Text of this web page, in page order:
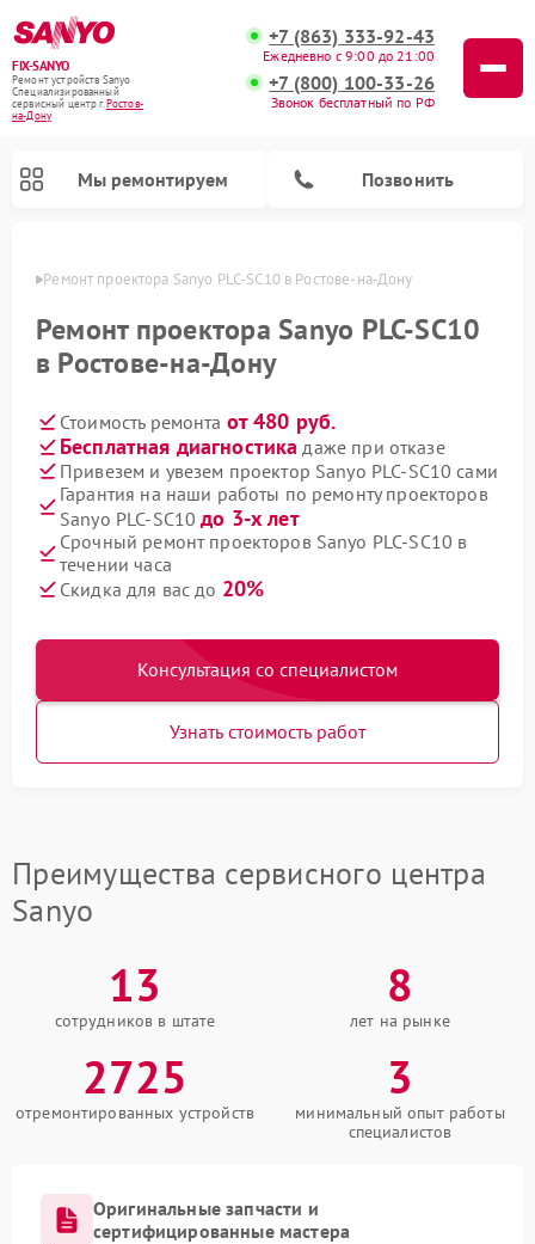
FIX-SANYO
Ремонт устройств Sanyo
Специализированный
cервисный центр г.Ростов-
на-Дону
+7 (863) 333-92-43
Ежедневно с 9:00 до 21:00
+7 (800) 100-33-26
Звонок бесплатный по РФ
Мы ремонтируем Позвонить
Ремонт проектора Sanyo PLC-SC10 в Ростове-на-Дону
Ремонт проектора Sanyo PLC-SC10
в Ростове-на-Дону
Стоимость ремонта от 480 руб.
Бесплатная диагностика даже при отказе
Привезем и увезем проектор Sanyo PLC-SC10 сами
Гарантия на наши работы по ремонту проекторов
Sanyo PLC-SC10до 3-х лет
Срочный ремонт проекторов Sanyo PLC-SC10 в
течении часа
Скидка для вас до 20%
Консультация со специалистом
Узнать стоимость работ
Преимущества сервисного центра
Sanyo
13
сотрудников в штате
8
лет на рынке
2725
отремонтированных устройств
3
минимальный опыт работы
специалистов
Оригинальные запчасти и
сертифицированные мастера